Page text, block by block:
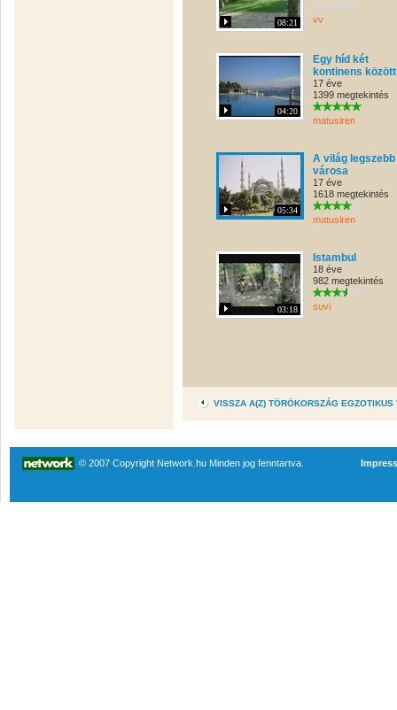
08:21 vv
04:20
Egy híd két
kontinens között
17 éve
1399 megtekintés
matusiren
05:34
A világ legszebb
városa
17 éve
1618 megtekintés
matusiren
03:18
Istambul
18 éve
982 megtekintés
suvi
VISSZA A(Z) TÖRÖKORSZÁG
© 2007 Copyright Network.hu Minden jog fenntartva.